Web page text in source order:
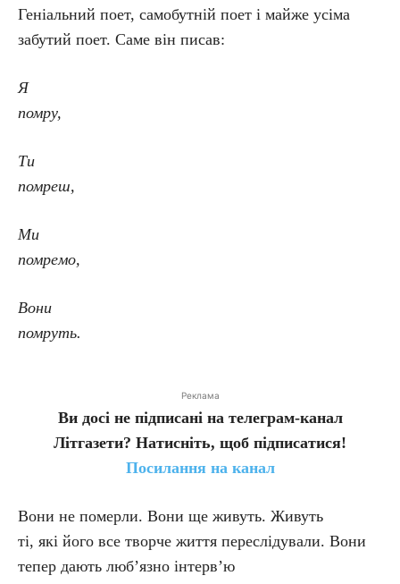
Геніальний поет, самобутній поет і майже усіма
забутий поет. Саме він писав:
Я
помру,
Ти
помреш,
Ми
помремо,
Вони
помруть.
Реклама
Ви досі не підписані на телеграм-канал
Літгазети? Натисніть, щоб підписатися!
Посилання на канал
Вони не померли. Вони ще живуть. Живуть
ті, які його все творче життя переслідували. Вони
тепер дають люб’язно інтерв’ю